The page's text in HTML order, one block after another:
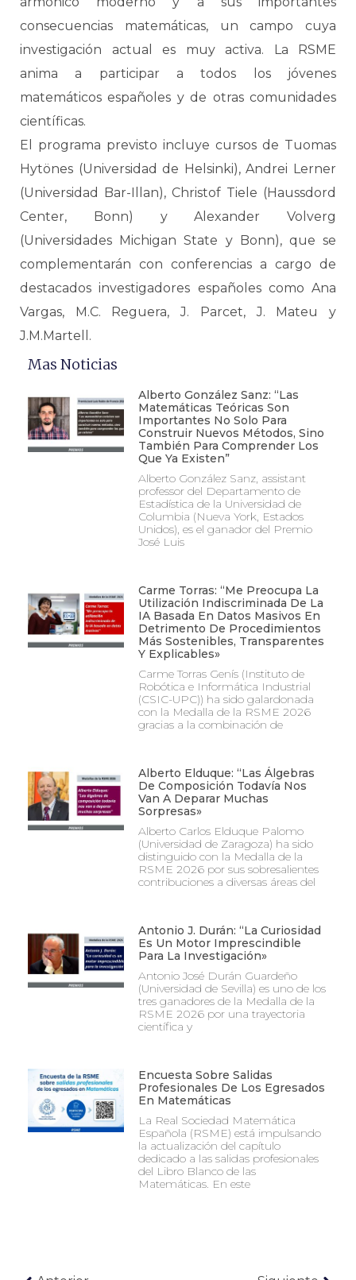
consecuencias matemáticas, un campo cuya
investigación actual es muy activa. La RSME
anima a participar a todos los jóvenes
matemáticos españoles y de otras comunidades
científicas.
El programa previsto incluye cursos de Tuomas
Hytönes (Universidad de Helsinki), Andrei Lerner
(Universidad Bar-Illan), Christof Tiele (Haussdord
Center, Bonn) y Alexander Volverg
(Universidades Michigan State y Bonn), que se
complementarán con conferencias a cargo de
destacados investigadores españoles como Ana
Vargas, M.C. Reguera, J. Parcet, J. Mateu y
J.M.Martell.
Mas Noticias
Alberto González Sanz: “Las
Matemáticas Teóricas Son
Importantes No Solo Para
Construir Nuevos Métodos, Sino
También Para Comprender Los
Que Ya Existen”
Alberto González Sanz, assistant
professor del Departamento de
Estadística de la Universidad de
Columbia (Nueva York, Estados
Unidos), es el ganador del Premio
José Luis
Carme Torras: “Me Preocupa La
Utilización Indiscriminada De La
IA Basada En Datos Masivos En
Detrimento De Procedimientos
Más Sostenibles, Transparentes
Y Explicables»
Carme Torras Genís (Instituto de
Robótica e Informática Industrial
(CSIC-UPC)) ha sido galardonada
con la Medalla de la RSME 2026
gracias a la combinación de
Alberto Elduque: “Las Álgebras
De Composición Todavía Nos
Van A Deparar Muchas
Sorpresas»
Alberto Carlos Elduque Palomo
(Universidad de Zaragoza) ha sido
distinguido con la Medalla de la
RSME 2026 por sus sobresalientes
contribuciones a diversas áreas del
Antonio J. Durán: “La Curiosidad
Es Un Motor Imprescindible
Para La Investigación»
Antonio José Durán Guardeño
(Universidad de Sevilla) es uno de los
tres ganadores de la Medalla de la
RSME 2026 por una trayectoria
científica y
Encuesta Sobre Salidas
Profesionales De Los Egresados
En Matemáticas
La Real Sociedad Matemática
Española (RSME) está impulsando
la actualización del capítulo
dedicado a las salidas profesionales
del Libro Blanco de las
Matemáticas. En este